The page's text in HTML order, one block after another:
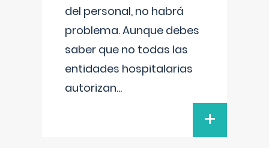
del personal, no habrá
problema. Aunque debes
saber que no todas las
entidades hospitalarias
autorizan...
+